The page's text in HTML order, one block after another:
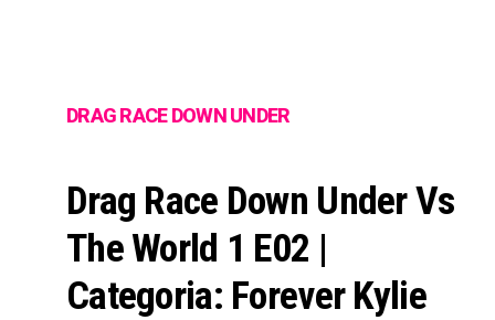
DRAG RACE DOWN UNDER
Drag Race Down Under Vs
The World 1 E02 |
Categoria: Forever Kylie